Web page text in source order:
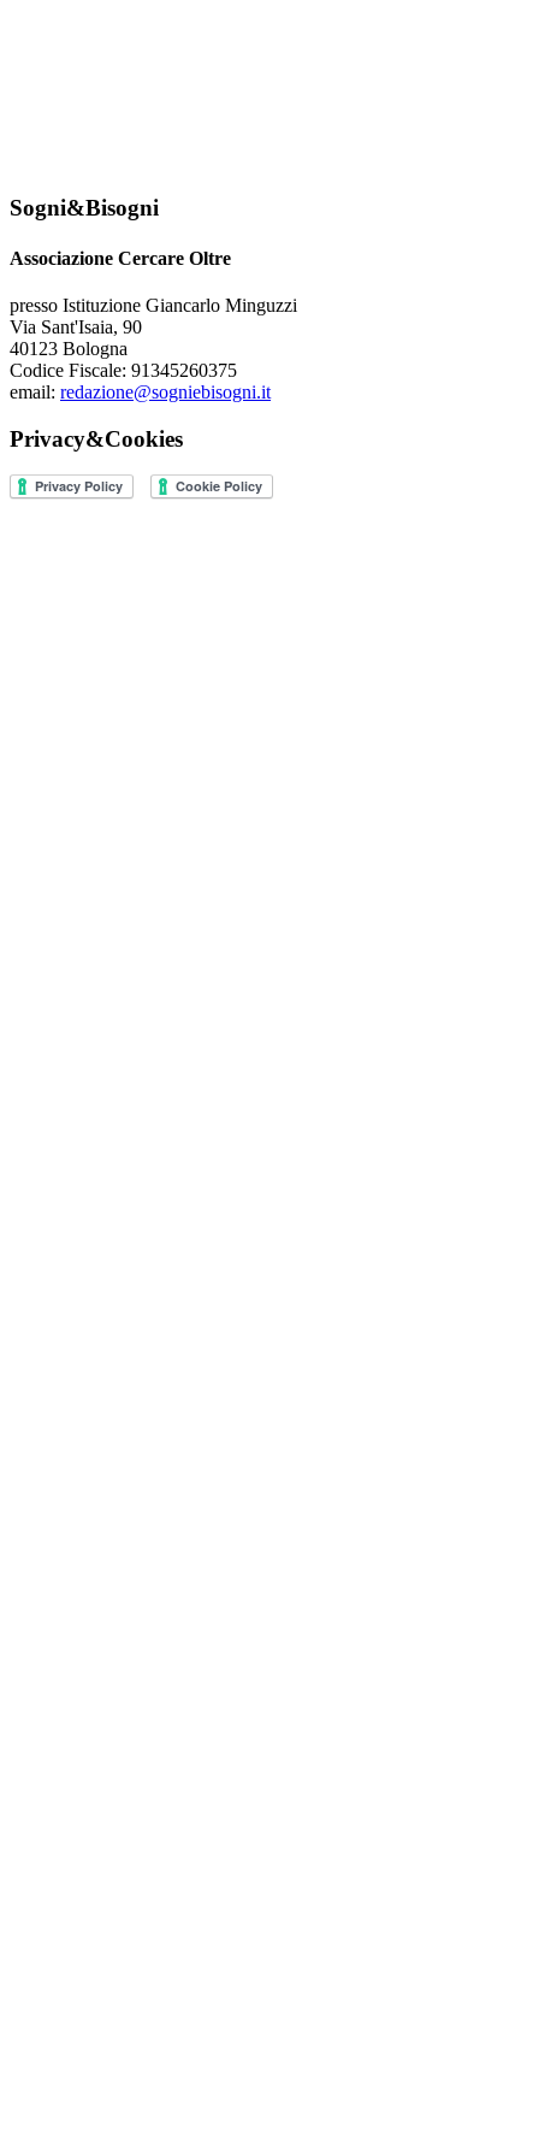
Sogni&Bisogni
Associazione Cercare Oltre
presso Istituzione Giancarlo Minguzzi
Via Sant'Isaia, 90
40123 Bologna
Codice Fiscale: 91345260375
email: redazione@sogniebisogni.it
Privacy&Cookies